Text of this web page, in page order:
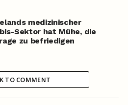
medizinischer
Sektor hat Mühe, die
zu befriedigen
TO COMMENT